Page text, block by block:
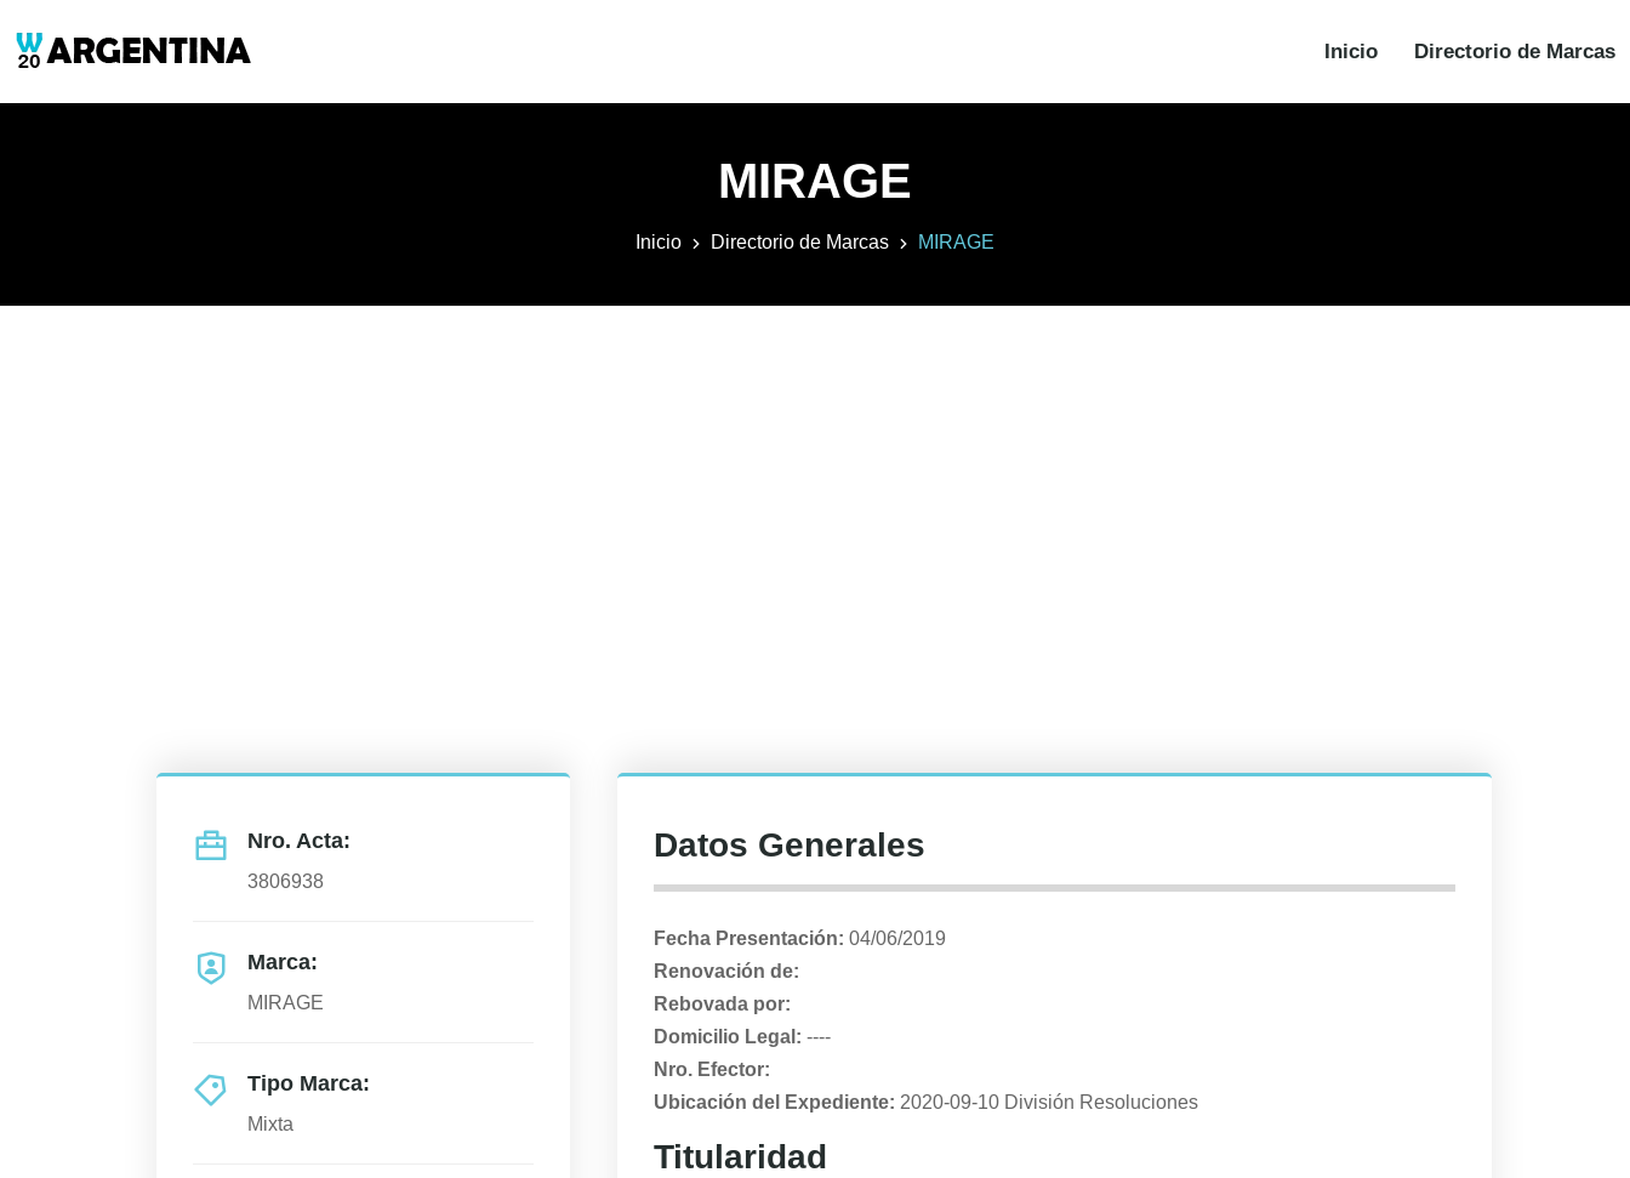
Inicio Directorio de Marcas
MIRAGE
Inicio Directorio de Marcas MIRAGE
Nro. Acta:
3806938
Marca:
MIRAGE
Tipo Marca:
Mixta
Datos Generales
Fecha Presentación: 04/06/2019
Renovación de:
Rebovada por:
Domicilio Legal: ----
Nro. Efector:
Ubicación del Expediente: 2020-09-10 División Resoluciones
Titularidad